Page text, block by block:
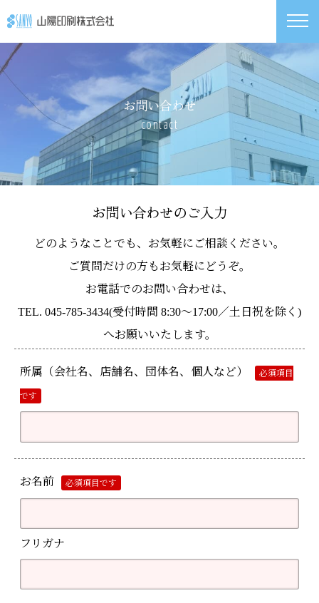
お問い合わせ
contact
お問い合わせのご入力
どのようなことでも、お気軽にご相談ください。
ご質問だけの方もお気軽にどうぞ。
お電話でのお問い合わせは、
TEL. 045-785-3434(受付時間 8:30〜17:00／土日祝を除く)
へお願いいたします。
所属（会社名、店舗名、団体名、個人など） 必須項目
です
お名前 必須項目です
フリガナ